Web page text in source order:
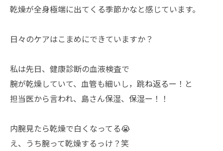
乾燥が全身極端に出てくる季節かなと感じています。
日々のケアはこまめにできていますか？
私は先日、健康診断の血液検査で
腕が乾燥していて、血管も細いし，跳ね返るー！と
担当医から言われ、島さん保湿、保湿ー！！
内腕見たら乾燥で白くなってる😭
え、うち腕って乾燥するっけ？笑